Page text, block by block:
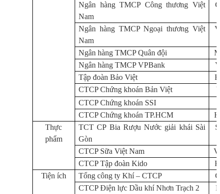
Ngân hàng TMCP Công thương Việt
Nam
Ngân hàng TMCP Ngoại thương Việt
Nam
Ngân hàng TMCP Quân đội
Ngân hàng TMCP VPBank
Tập đoàn Bảo Việt
CTCP Chứng khoán Bản Việt
CTCP Chứng khoán SSI
CTCP Chứng khoán TP.HCM
Thực
phẩm
TCT CP Bia Rượu Nước giải khái Sài
Gòn
CTCP Sữa Việt Nam
CTCP Tập đoàn Kido
Tiện ích
Tổng công ty Khí – CTCP
CTCP Điện lực Dầu khí Nhơn Trạch 2